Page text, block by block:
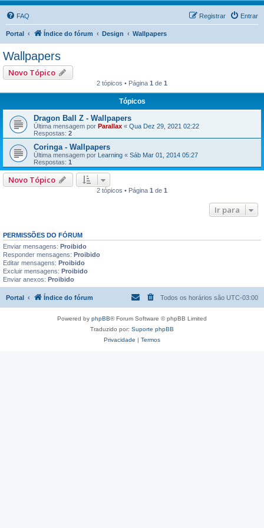
FAQ Entrar
Registrar
Portal Índice do fórum Design Wallpapers
Wallpapers
Novo Tópico
2 tópicos • Página 1 de 1
Tópicos
Dragon Ball Z - Wallpapers
Última mensagem por Parallax « Qua Dez 29, 2021 02:22
Respostas: 2
Coringa - Wallpapers
Última mensagem por Learning « Sáb Mar 01, 2014 05:27
Respostas: 1
Novo Tópico
2 tópicos • Página 1 de 1
Ir para
PERMISSÕES DO FÓRUM
Enviar mensagens: Proibido
Responder mensagens: Proibido
Editar mensagens: Proibido
Excluir mensagens: Proibido
Enviar anexos: Proibido
Portal Índice do fórum Todos os horários são UTC-03:00
Powered by phpBB® Forum Software © phpBB Limited
Traduzido por: Suporte phpBB
Privacidade | Termos